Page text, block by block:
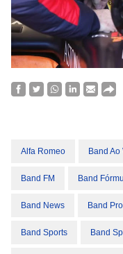
Alfa Romeo Band Ao
Band FM Band
Band News Band
Band Sports Band